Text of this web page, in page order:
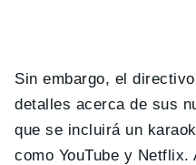
Sin embargo, el
detalles acerca de sus
que se incluirá un
como YouTube y